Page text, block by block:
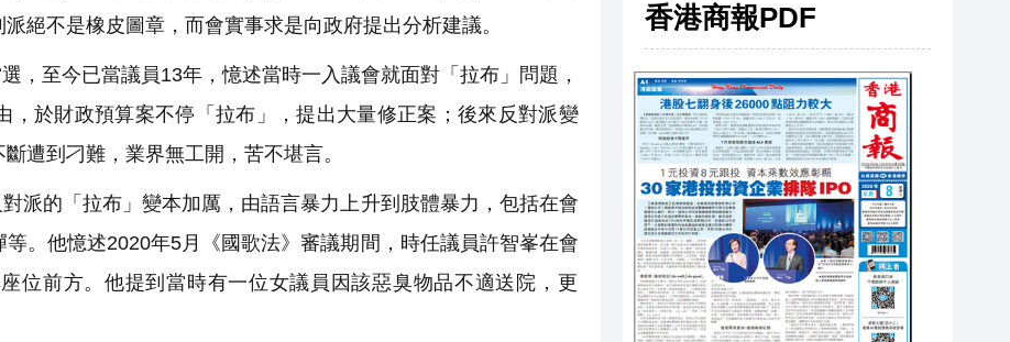
絕不是橡皮圖章， 而會實事求是向政府提出分析建議。
， 至今已當議員13年，憶述當時一入議會就面對「拉布」問題，
，於財政預算案不停「 拉布」，提出大量修正案；後來反對派變
遭到刁難，業界無工開，苦不堪言。
派的「拉布」變本加厲，由語言暴力上升到肢體暴力， 包括在會
。 他憶述2020年5月《國歌法》審議期間， 時任議員許智峯在會
位前方。 他提到當時有一位女議員因該惡臭物品不適送院，更
香港商報PDF